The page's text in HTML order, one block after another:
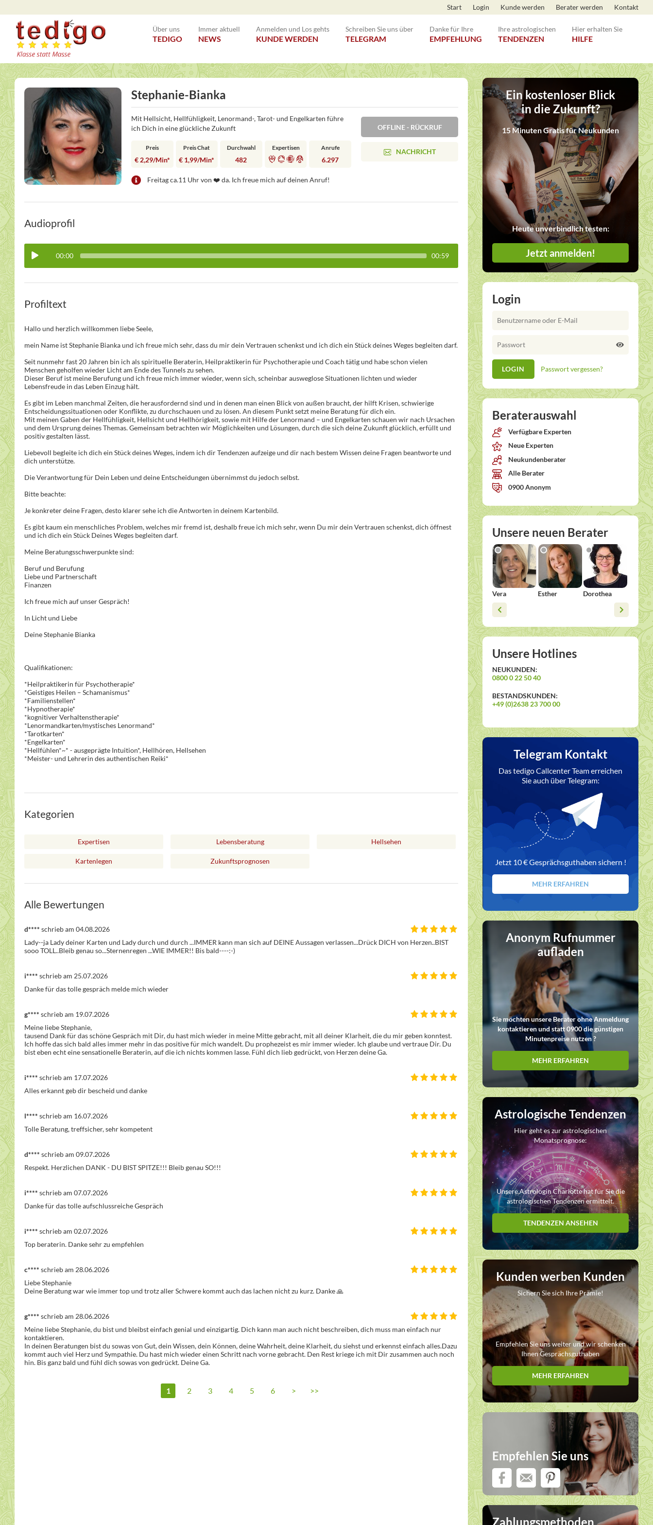
Start Login Kunde werden Berater werden Kontakt
Über uns
TEDIGO
Immer aktuell
NEWS
Anmelden und Los gehts
KUNDE WERDEN
Schreiben Sie uns über
TELEGRAM
Danke für Ihre
EMPFEHLUNG
Ihre astrologischen
TENDENZEN
Hier erhalten Sie
HILFE
Stephanie-Bianka
Mit Hellsicht, Hellfühligkeit, Lenormand-, Tarot- und Engelkarten führe
ich Dich in eine glückliche Zukunft
Preis
€ 2,29/Min*
Preis Chat
€ 1,99/Min*
Durchwahl
482
Expertisen Anrufe
6.297
Freitag ca.11 Uhr von ❤️ da. Ich freue mich auf deinen Anruf!
OFFLINE - RÜCKRUF
NACHRICHT
Audioprofil
00:00 00:59
Profiltext
Hallo und herzlich willkommen liebe Seele,
mein Name ist Stephanie Bianka und ich freue mich sehr, dass du mir dein Vertrauen schenkst und ich dich ein Stück deines Weges begleiten darf.
Seit nunmehr fast 20 Jahren bin ich als spirituelle Beraterin, Heilpraktikerin für Psychotherapie und Coach tätig und habe schon vielen
Menschen geholfen wieder Licht am Ende des Tunnels zu sehen.
Dieser Beruf ist meine Berufung und ich freue mich immer wieder, wenn sich, scheinbar ausweglose Situationen lichten und wieder
Lebensfreude in das Leben Einzug hält.
Es gibt im Leben manchmal Zeiten, die herausfordernd sind und in denen man einen Blick von außen braucht, der hilft Krisen, schwierige
Entscheidungssituationen oder Konflikte, zu durchschauen und zu lösen. An diesem Punkt setzt meine Beratung für dich ein.
Mit meinen Gaben der Hellfühligkeit, Hellsicht und Hellhörigkeit, sowie mit Hilfe der Lenormand – und Engelkarten schauen wir nach Ursachen
und dem Ursprung deines Themas. Gemeinsam betrachten wir Möglichkeiten und Lösungen, durch die sich deine Zukunft glücklich, erfüllt und
positiv gestalten lässt.
Liebevoll begleite ich dich ein Stück deines Weges, indem ich dir Tendenzen aufzeige und dir nach bestem Wissen deine Fragen beantworte und
dich unterstütze.
Die Verantwortung für Dein Leben und deine Entscheidungen übernimmst du jedoch selbst.
Bitte beachte:
Je konkreter deine Fragen, desto klarer sehe ich die Antworten in deinem Kartenbild.
Es gibt kaum ein menschliches Problem, welches mir fremd ist, deshalb freue ich mich sehr, wenn Du mir dein Vertrauen schenkst, dich öffnest
und ich dich ein Stück Deines Weges begleiten darf.
Meine Beratungsschwerpunkte sind:
Beruf und Berufung
Liebe und Partnerschaft
Finanzen
Ich freue mich auf unser Gespräch!
In Licht und Liebe
Deine Stephanie Bianka
Qualifikationen:
*Heilpraktikerin für Psychotherapie*
*Geistiges Heilen – Schamanismus*
*Familienstellen*
*Hypnotherapie*
*kognitiver Verhaltenstherapie*
*Lenormandkarten/mystisches Lenormand*
*Tarotkarten*
*Engelkarten*
*Hellfühlen*~* - ausgeprägte Intuition*, Hellhören, Hellsehen
*Meister- und Lehrerin des authentischen Reiki*
Kategorien
Expertisen Lebensberatung Hellsehen
Kartenlegen Zukunftsprognosen
Alle Bewertungen
d**** schrieb am 04.08.2026
Lady--ja Lady deiner Karten und Lady durch und durch ...IMMER kann man sich auf DEINE Aussagen verlassen...Drück DICH von Herzen..BIST
sooo TOLL..Bleib genau so...Sternenregen ...WIE IMMER!! Bis bald----:-)
i**** schrieb am 25.07.2026
Danke für das tolle gespräch melde mich wieder
g**** schrieb am 19.07.2026
Meine liebe Stephanie,
tausend Dank für das schöne Gespräch mit Dir, du hast mich wieder in meine Mitte gebracht, mit all deiner Klarheit, die du mir geben konntest.
Ich hoffe das sich bald alles immer mehr in das positive für mich wandelt. Du prophezeist es mir immer wieder. Ich glaube und vertraue Dir. Du
bist eben echt eine sensationelle Beraterin, auf die ich nichts kommen lasse. Fühl dich lieb gedrückt, von Herzen deine Ga.
i**** schrieb am 17.07.2026
Alles erkannt geb dir bescheid und danke
l**** schrieb am 16.07.2026
Tolle Beratung, treffsicher, sehr kompetent
d**** schrieb am 09.07.2026
Respekt. Herzlichen DANK - DU BIST SPITZE!!! Bleib genau SO!!!
i**** schrieb am 07.07.2026
Danke für das tolle aufschlussreiche Gespräch
i**** schrieb am 02.07.2026
Top beraterin. Danke sehr zu empfehlen
c**** schrieb am 28.06.2026
Liebe Stephanie
Deine Beratung war wie immer top und trotz aller Schwere kommt auch das lachen nicht zu kurz. Danke 🙏
g**** schrieb am 28.06.2026
Meine liebe Stephanie, du bist und bleibst einfach genial und einzigartig. Dich kann man auch nicht beschreiben, dich muss man einfach nur
kontaktieren.
In deinen Beratungen bist du sowas von Gut, dein Wissen, dein Können, deine Wahrheit, deine Klarheit, du siehst und erkennst einfach alles.Dazu
kommt auch viel Herz und Sympathie. Du hast mich wieder einen Schritt nach vorne gebracht. Den Rest kriege ich mit Dir zusammen auch noch
hin. Bis ganz bald und fühl dich sowas von gedrückt. Deine Ga.
1 2 3 4 5 6 > >>
Ein kostenloser Blick
in die Zukunft?
15 Minuten Gratis für Neukunden
Heute unverbindlich testen:
Jetzt anmelden!
Login
Passwort vergessen?
Beraterauswahl
Verfügbare Experten
Neue Experten
Neukundenberater
Alle Berater
0900 Anonym
Unsere neuen Berater
Vera Esther Dorothea Sonja
Unsere Hotlines
NEUKUNDEN:
0800 0 22 50 40
BESTANDSKUNDEN:
+49 (0)2638 23 700 00
Telegram Kontakt
Das tedigo Callcenter Team erreichen
Sie auch über Telegram:
Jetzt 10 € Gesprächsguthaben sichern !
MEHR ERFAHREN
Anonym Rufnummer
aufladen
Sie möchten unsere Berater ohne Anmeldung
kontaktieren und statt 0900 die günstigen
Minutenpreise nutzen ?
MEHR ERFAHREN
Astrologische Tendenzen
Hier geht es zur astrologischen
Monatsprognose:
Unsere Astrologin Charlotte hat für Sie die
astrologischen Tendenzen ermittelt.
TENDENZEN ANSEHEN
Kunden werben Kunden
Sichern Sie sich Ihre Prämie!
Empfehlen Sie uns weiter und wir schenken
Ihnen Gesprächsguthaben
MEHR ERFAHREN
Empfehlen Sie uns
Zahlungsmethoden